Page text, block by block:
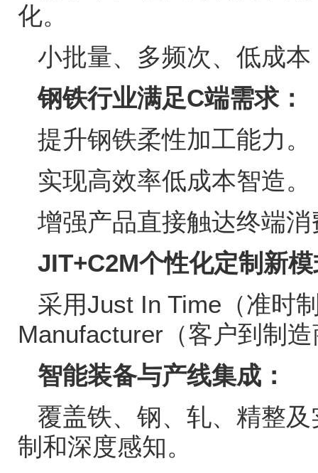
化。
小批量、多频次、低成
钢铁行业满足C端需求：
提升钢铁柔性加工能力。
实现高效率低成本智造。
增强产品直接触达终端
JIT+C2M个性化定制新
采用Just In Time （准时
Manufacturer （客户到制
智能装备与产线集成：
覆盖铁、钢、轧、精整
制和深度感知。